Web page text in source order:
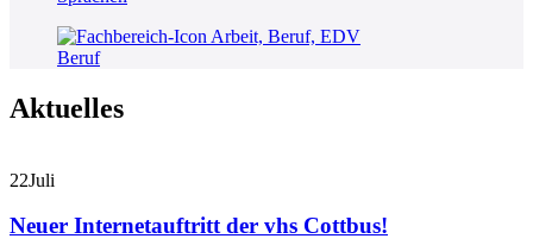
Beruf
Aktuelles
22Juli
Neuer Internetauftritt der vhs Cottbus!